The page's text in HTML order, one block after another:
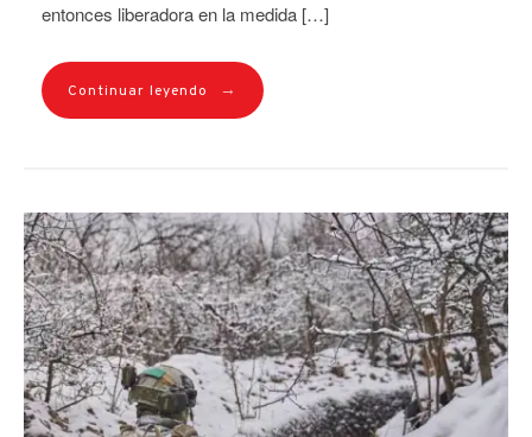
entonces liberadora en la medida […]
Continuar leyendo →